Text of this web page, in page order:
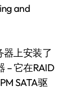
and
器上安装了
– 它在RAID
SATA驱